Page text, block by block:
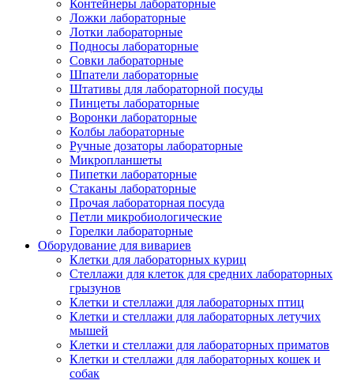
Контейнеры лабораторные
Ложки лабораторные
Лотки лабораторные
Подносы лабораторные
Совки лабораторные
Шпатели лабораторные
Штативы для лабораторной посуды
Пинцеты лабораторные
Воронки лабораторные
Колбы лабораторные
Ручные дозаторы лабораторные
Микропланшеты
Пипетки лабораторные
Стаканы лабораторные
Прочая лабораторная посуда
Петли микробиологические
Горелки лабораторные
Оборудование для вивариев
Клетки для лабораторных куриц
Стеллажи для клеток для средних лабораторных
грызунов
Клетки и стеллажи для лабораторных птиц
Клетки и стеллажи для лабораторных летучих
мышей
Клетки и стеллажи для лабораторных приматов
Клетки и стеллажи для лабораторных кошек и
собак